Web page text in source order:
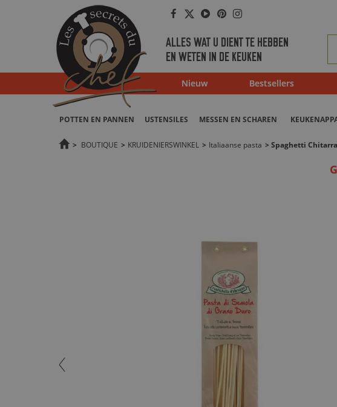
Facebook
Twitter
Youtube
Pinterest
Instagram
ALLES WAT U DIENT TE HEBBEN
EN WETEN IN DE KEUKEN
Nieuw Bestsellers
POTTEN EN PANNEN USTENSILES MESSEN EN SCHAREN
> BOUTIQUE > KRUIDENIERSWINKEL > Italiaanse pasta > Spaghetti